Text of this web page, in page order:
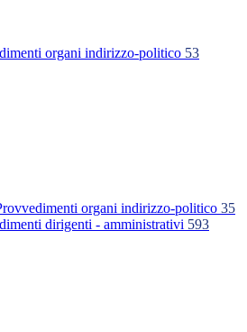
organi indirizzo-politico 53
organi indirizzo-politico 35
dirigenti - amministrativi 593